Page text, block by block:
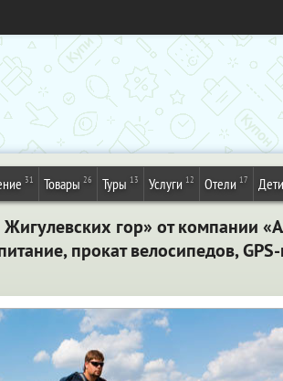
31 Товары 26 Туры 13 Услуги 12 Отели 17 Дети
гор» от компании
прокат велосипедов,